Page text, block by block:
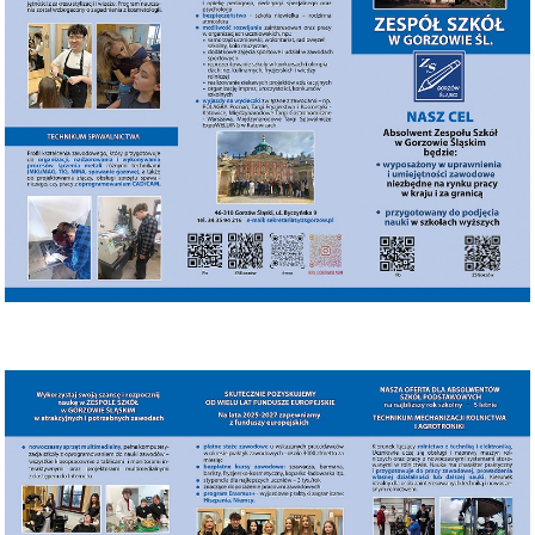
TMRIA - ROLNICTWO Z ELEMENTAMI SPAWALNICTWA
TŻIUG - GASTRONOMIA Z ELEMENTAMI DIETETYKI
TUF - FRYZJERSTWO Z ELEMENTAMI KOSMETYKI
TS - TECHNIKUM SPAWALNICTWA
STATUTY SZKOŁY
PLAN IMPREZ I UROCZYSTOŚCI SZKOLNYCH 2025-2026
PROGRAM PRACY SZKOŁY 2025-2026
STANDARDY OCHRONY MAŁOLETNICH ZS GORZÓW ŚL.
RAPORT O STANIE ZAPEWNIENIA DOSTĘPNOŚCI PODMIOTU
PUBLICZNEGO